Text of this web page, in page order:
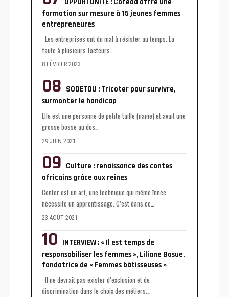
formation sur mesure à 15 jeunes femmes
entrepreneures
Les entreprises ont du mal à résister au temps. La
faute à plusieurs facteurs…
8 FÉVRIER 2023
SODETOU : Tricoter pour survivre,
surmonter le handicap
Elle est une personne de petite taille (naine) et avait une
grosse bosse au dos…
29 JUIN 2021
Culture : renaissance des contes
africains grâce aux reines
Conter est un art, une technique qui même înnée
nécessite un apprentissage. C’est dans ce…
23 AOÛT 2021
INTERVIEW : « Il est temps de
responsabiliser les femmes », Liliane Basue,
fondatrice de « Femmes bâtisseuses »
Il ne devrait pas exister d’exclusion et de
discrimination dans le choix des métiers.…